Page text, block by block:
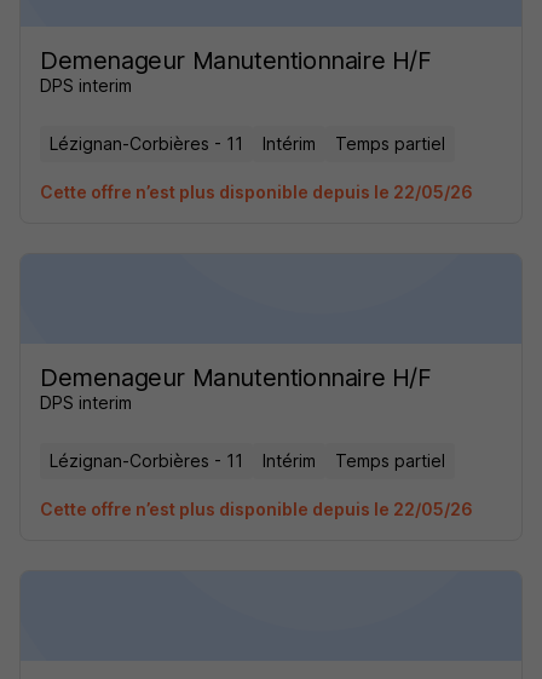
Demenageur Manutentionnaire H/F
DPS interim
Lézignan-Corbières - 11 Intérim Temps partiel
Cette offre n’est plus disponible depuis le 22/05/26
Demenageur Manutentionnaire H/F
DPS interim
Lézignan-Corbières - 11 Intérim Temps partiel
Cette offre n’est plus disponible depuis le 22/05/26